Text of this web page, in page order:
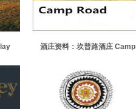
酒庄资料：坎普路酒庄 Camp